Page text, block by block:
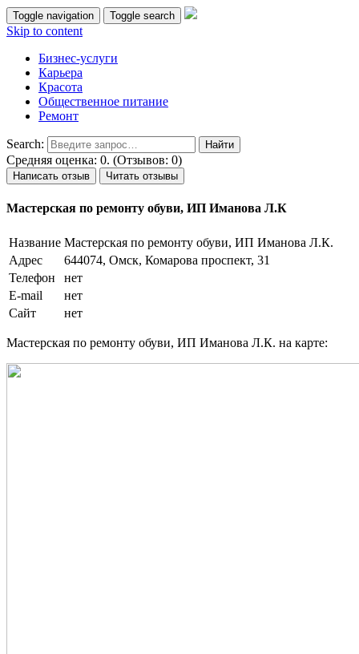
Toggle navigation Toggle search
Skip to content
Бизнес-услуги
Карьера
Красота
Общественное питание
Ремонт
Search:
Средняя оценка: 0. (Отзывов: 0)
Написать отзыв Читать отзывы
Мастерская по ремонту обуви, ИП Иманова Л.К
Название Мастерская по ремонту обуви, ИП Иманова Л.К.
Адрес
644074, Омск, Комарова проспект, 31
Телефон
нет
E-mail
нет
Сайт
нет
Мастерская по ремонту обуви, ИП Иманова Л.К. на карте: